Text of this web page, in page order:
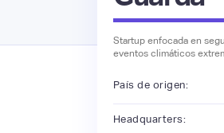
Startup enfocada en
eventos climáticos
País de origen:
Headquarters: